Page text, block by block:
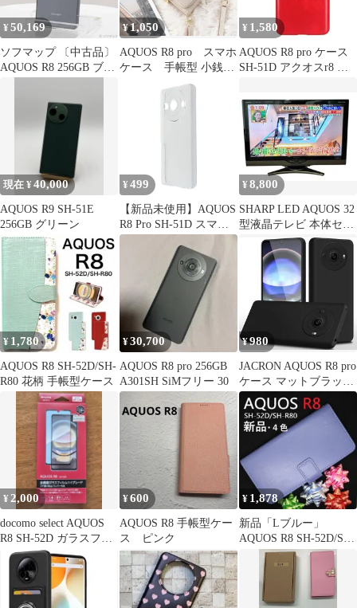
¥50,169
ソフマップ 〔中古品〕
AQUOS R8 256GB ブル
¥1,050
AQUOS R8 pro スマホ
ケース 手帳型 小銭入
れ付 シャンパンゴー
¥ 1,580
AQUOS R8 pro ケース
SH-51D アクオスr8 プ
ス 【Color】 レッド
現在 ¥40,000
AQUOS R9 SH-51E
256GB グリーン
¥ 499
【新品未使用】AQUOS
R8 Pro SH-51D スマホ
ケース カバー PC (色:
クリア) 無地ケース デ
コベース ジャケット ハ
ードケース シンプル
muji-sh51d-cl
¥8,800
SHARP LED AQUOS 32
型液晶テレビ 本体セッ
¥ 1,780
AQUOS R8 SH-52D/SH-
R80 花柄 手帳型ケース
¥30,700
AQUOS R8 pro 256GB
A301SH SiMフリー 30
¥980
JACRON AQUOS R8 pro
ケース マットブラック
携帯便利 ストラップホ
ール付きSH-51D 対応
カバー 超薄型 軽量 擦
り傷防止 落下防止 滑り
止め TPUケース 指紋防
止 ワイヤレス充電対応
(MJO-JAC-C344)
¥2,000
docomo select AQUOS
R8 SH-52D ガラスフィ
ルム
¥600
AQUOS R8 手帳型ケー
ス ピンク
¥ 1,878
新品「Lブルー」
AQUOS R8 SH-52D/SH-
R80用カラー手帳型ケ